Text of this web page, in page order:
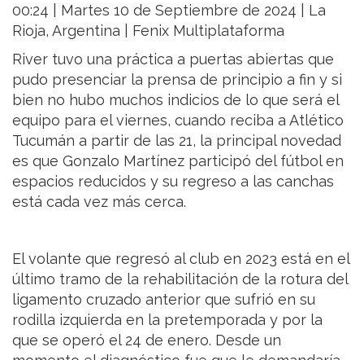
00:24 | Martes 10 de Septiembre de 2024 | La
Rioja, Argentina | Fenix Multiplataforma
River tuvo una práctica a puertas abiertas que
pudo presenciar la prensa de principio a fin y si
bien no hubo muchos indicios de lo que será el
equipo para el viernes, cuando reciba a Atlético
Tucumán a partir de las 21, la principal novedad
es que Gonzalo Martínez participó del fútbol en
espacios reducidos y su regreso a las canchas
está cada vez más cerca.
El volante que regresó al club en 2023 está en el
último tramo de la rehabilitación de la rotura del
ligamento cruzado anterior que sufrió en su
rodilla izquierda en la pretemporada y por la
que se operó el 24 de enero. Desde un